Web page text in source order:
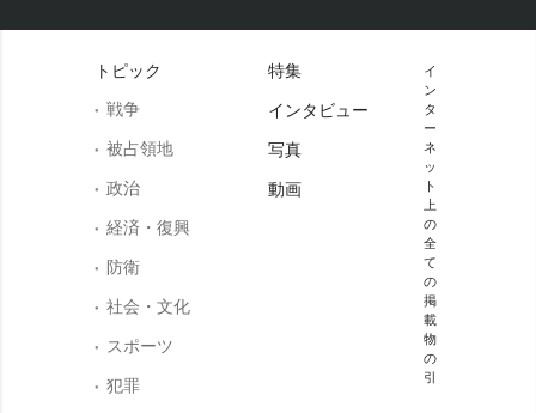
トピック
戦争
被占領地
政治
経済・復興
防衛
社会・文化
スポーツ
犯罪
特集
インタビュー
写真
動画
イ
ン
タ
ー
ネ
ッ
ト
上
の
全
て
の
掲
載
物
の
引